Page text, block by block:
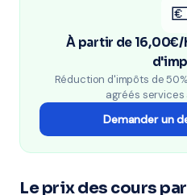
À partir de
Réduction d'impôts de
agréés services
Demander un
Le prix des cours